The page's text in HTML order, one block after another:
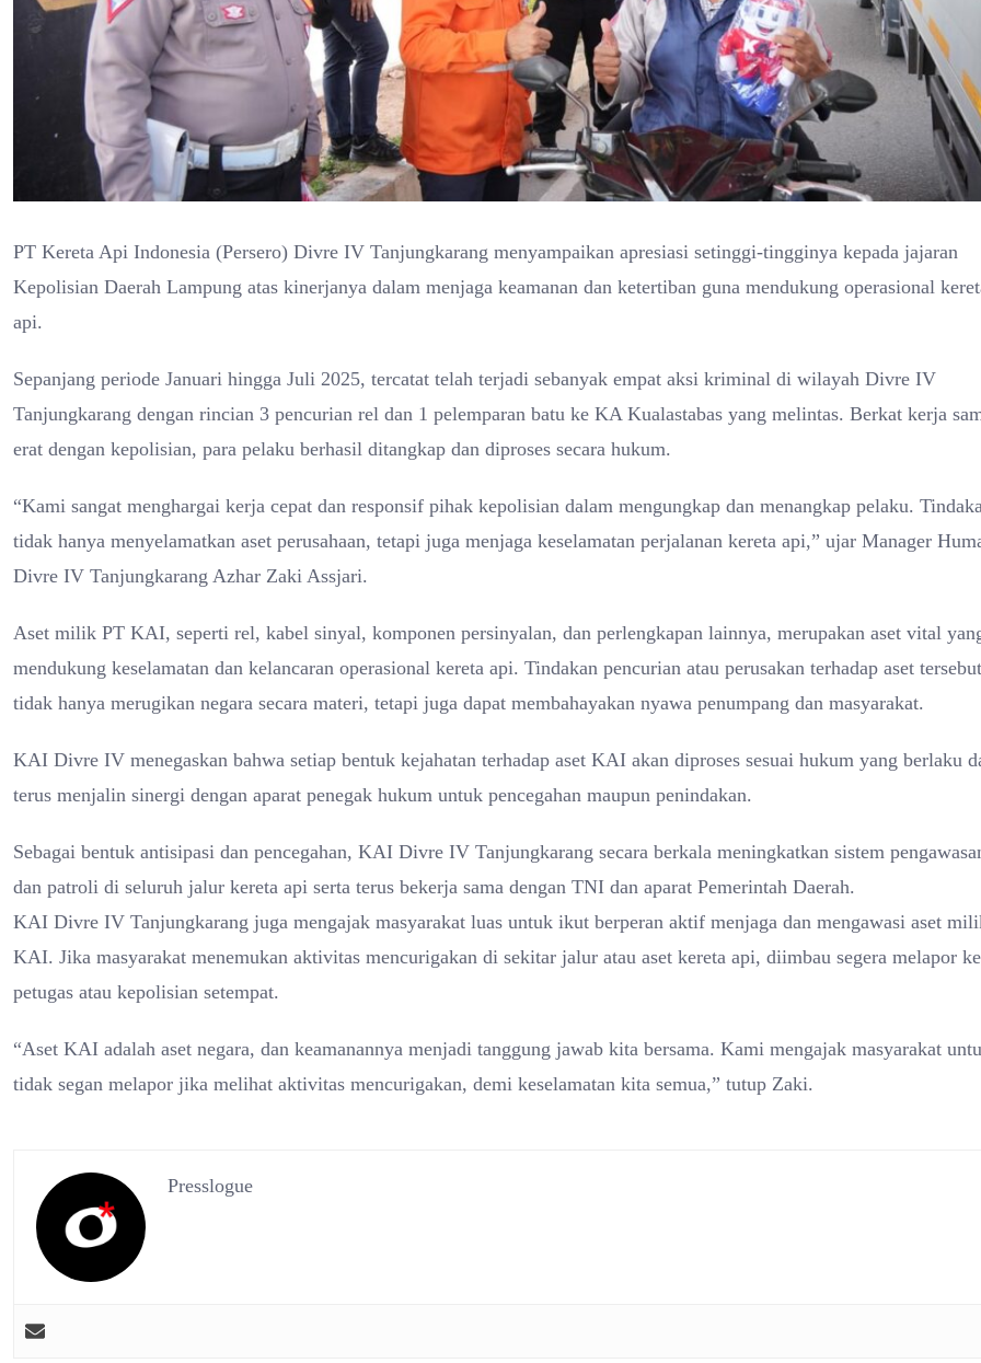
PT Kereta Api Indonesia (Persero) Divre IV Tanjungkarang menyampaikan apresiasi setinggi-tingginya kepada jajaran
Kepolisian Daerah Lampung atas kinerjanya dalam menjaga keamanan dan ketertiban guna mendukung operasional
api.
Sepanjang periode Januari hingga Juli 2025, tercatat telah terjadi sebanyak empat aksi kriminal di wilayah Divre IV
Tanjungkarang dengan rincian 3 pencurian rel dan 1 pelemparan batu ke KA Kualastabas yang melintas. Berkat kerja
erat dengan kepolisian, para pelaku berhasil ditangkap dan diproses secara hukum.
“Kami sangat menghargai kerja cepat dan responsif pihak kepolisian dalam mengungkap dan menangkap pelaku.
tidak hanya menyelamatkan aset perusahaan, tetapi juga menjaga keselamatan perjalanan kereta api,” ujar Manager
Divre IV Tanjungkarang Azhar Zaki Assjari.
Aset milik PT KAI, seperti rel, kabel sinyal, komponen persinyalan, dan perlengkapan lainnya, merupakan aset vital
mendukung keselamatan dan kelancaran operasional kereta api. Tindakan pencurian atau perusakan terhadap aset tersebut
tidak hanya merugikan negara secara materi, tetapi juga dapat membahayakan nyawa penumpang dan masyarakat.
KAI Divre IV menegaskan bahwa setiap bentuk kejahatan terhadap aset KAI akan diproses sesuai hukum yang berlaku
terus menjalin sinergi dengan aparat penegak hukum untuk pencegahan maupun penindakan.
Sebagai bentuk antisipasi dan pencegahan, KAI Divre IV Tanjungkarang secara berkala meningkatkan sistem
dan patroli di seluruh jalur kereta api serta terus bekerja sama dengan TNI dan aparat Pemerintah Daerah.
KAI Divre IV Tanjungkarang juga mengajak masyarakat luas untuk ikut berperan aktif menjaga dan mengawasi aset
KAI. Jika masyarakat menemukan aktivitas mencurigakan di sekitar jalur atau aset kereta api, diimbau segera melapor ke
petugas atau kepolisian setempat.
“Aset KAI adalah aset negara, dan keamanannya menjadi tanggung jawab kita bersama. Kami mengajak masyarakat
tidak segan melapor jika melihat aktivitas mencurigakan, demi keselamatan kita semua,” tutup Zaki.
Presslogue